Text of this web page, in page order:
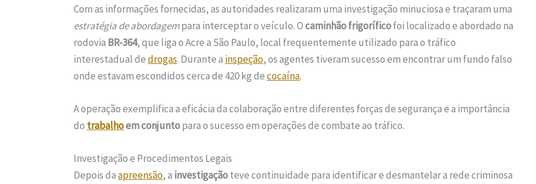
Com as informações fornecidas, as autoridades realizaram uma investigação minuciosa e traçaram uma
estratégia de abordagempara interceptar o veículo. Ocaminhão frigoríficofoi localizado e abordado na
rodovia BR-364, que liga o Acre a São Paulo, local frequentemente utilizado para o tráfico
interestadual dedrogas. Durante a inspeção, os agentes tiveram sucesso em encontrar um fundo falso
onde estavam escondidos cerca de 420 kg decocaína.
A operação exemplifica a eficácia da colaboração entre diferentes forças de segurança e a importância
do trabalhoem conjuntopara o sucesso em operações de combate ao tráfico.
Investigação e Procedimentos Legais
Depois daapreensão, a investigaçãoteve continuidade para identificar e desmantelar a rede criminosa